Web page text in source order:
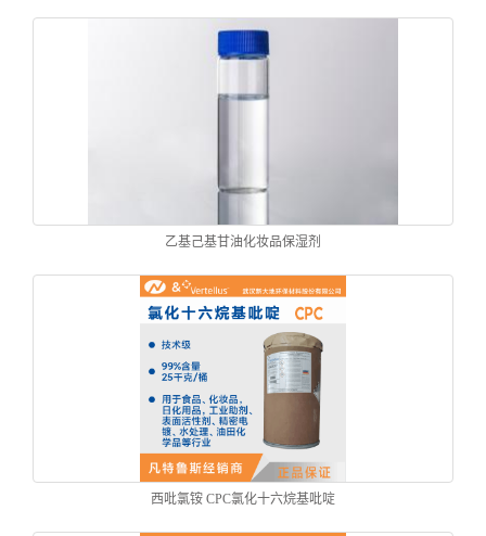
乙基己基甘油化妆品保湿剂
西吡氯铵 CPC氯化十六烷基吡啶